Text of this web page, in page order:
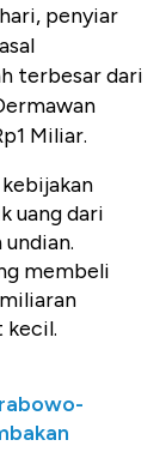
penyiar
terbesar dari
Miliar.
uang dari
membeli
kecil.